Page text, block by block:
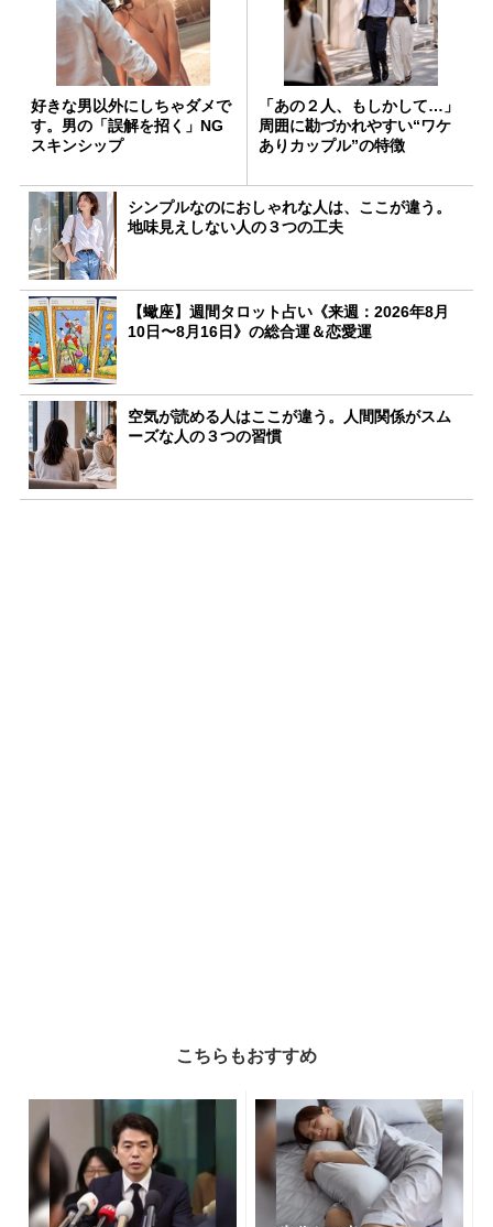
好きな男以外にしちゃダメで
す。男の「誤解を招く」NG
スキンシップ
「あの２人、もしかして…」
周囲に勘づかれやすい“ワケ
ありカップル”の特徴
シンプルなのにおしゃれな人は、ここが違う。
地味見えしない人の３つの工夫
【蠍座】週間タロット占い《来週：2026年8月
10日〜8月16日》の総合運＆恋愛運
空気が読める人はここが違う。人間関係がスム
ーズな人の３つの習慣
こちらもおすすめ